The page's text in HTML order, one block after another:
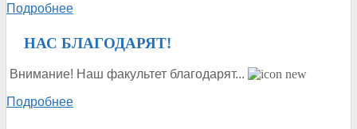
Подробнее
НАС БЛАГОДАРЯТ!
Внимание! Наш факультет благодарят...
Подробнее